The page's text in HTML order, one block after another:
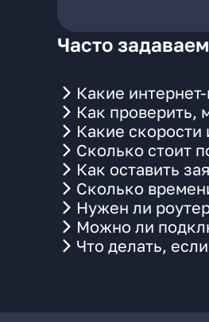
Часто
Какие
Как проверить,
Какие
Сколько стоит
Как оставить
Сколько
Нужен ли
Можно ли
Что делать,